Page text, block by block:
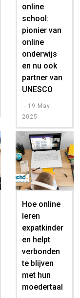
online
school:
pionier van
online
onderwijs
en nu ook
partner van
UNESCO
- 19 May
2025
Hoe online
leren
expatkinder
en helpt
verbonden
te blijven
met hun
moedertaal